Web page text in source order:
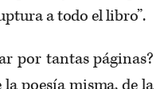
a todo el libro”.
por tantas páginas?